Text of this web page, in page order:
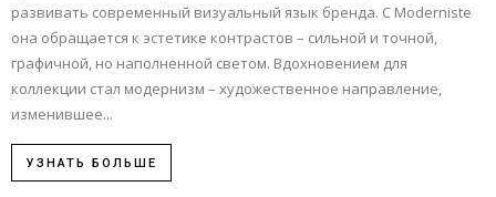
развивать современный визуальный язык бренда. С Moderniste
она обращается к эстетике контрастов – сильной и точной,
графичной, но наполненной светом. Вдохновением для
коллекции стал модернизм – художественное направление,
изменившее...
УЗНАТЬ БОЛЬШЕ